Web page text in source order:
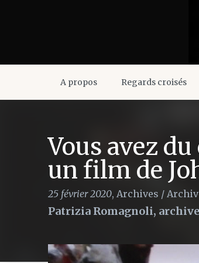
A propos Regards croisés
Vous avez
un film de
25 février 2020, Archives /
Patrizia Romagnoli,